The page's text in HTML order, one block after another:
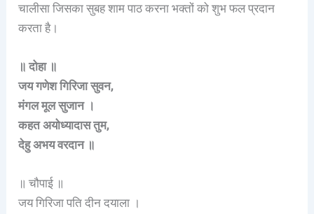
चालीसा जिसका सुबह शाम पाठ करना भक्तों को शुभ फल प्रदान
करता है।
॥ दोहा ॥
जय गणेश गिरिजा सुवन,
मंगल मूल सुजान ।
कहत अयोध्यादास तुम,
देहु अभय वरदान ॥
॥ चौपाई ॥
जय गिरिजा पति दीन दयाला ।